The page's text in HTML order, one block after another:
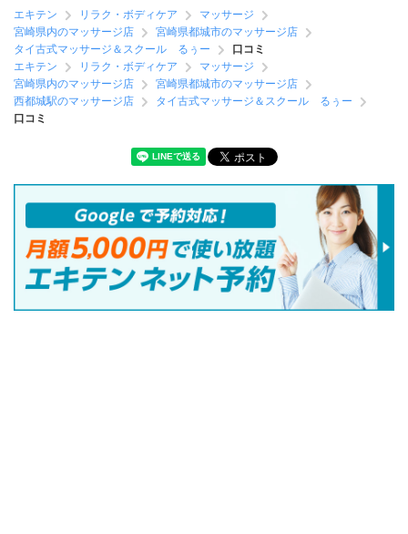
エキテン リラク・ボディケア
マッサージ
宮崎県内のマッサージ店
宮崎県都城市のマッサージ店
タイ古式マッサージ＆スクール るぅー
口コミ
エキテン
リラク・ボディケア
マッサージ
宮崎県内のマッサージ店
宮崎県都城市のマッサージ店
西都城駅のマッサージ店
タイ古式マッサージ＆スクール るぅー
口コミ